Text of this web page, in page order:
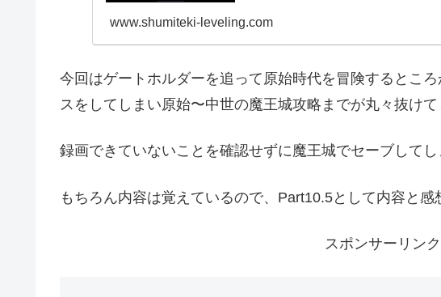
www.shumiteki-leveling.com
今回はゲートホルダーを追って原始時代を冒険するとこ
スをしてしまい原始〜中世の魔王城攻略までが丸々抜けて
録画できていないことを確認せずに魔王城でセーブしてし
もちろん内容は覚えているので、Part10.5として内容と感
スポンサーリンク